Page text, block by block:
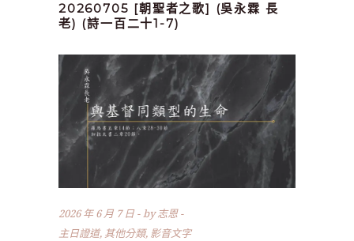
20260705 [朝聖者之歌] (吳永霖 長
老) (詩一百二十1-7)
2026 年 6 月 7 日 by志恩
主日證道, 其他分類, 影音文字